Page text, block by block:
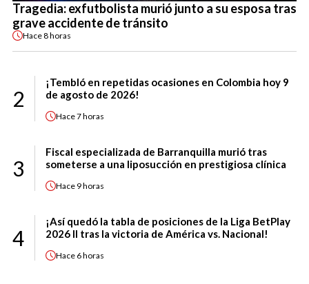
Tragedia: exfutbolista murió junto a su esposa tras
grave accidente de tránsito
Hace8 horas
2
¡Tembló en repetidas ocasiones en Colombia hoy 9
de agosto de 2026!
Hace7 horas
3
Fiscal especializada de Barranquilla murió tras
someterse a una liposucción en prestigiosa clínica
Hace 9 horas
4
¡Así quedó la tabla de posiciones de la Liga BetPlay
2026 II tras la victoria de América vs. Nacional!
Hace 6 horas